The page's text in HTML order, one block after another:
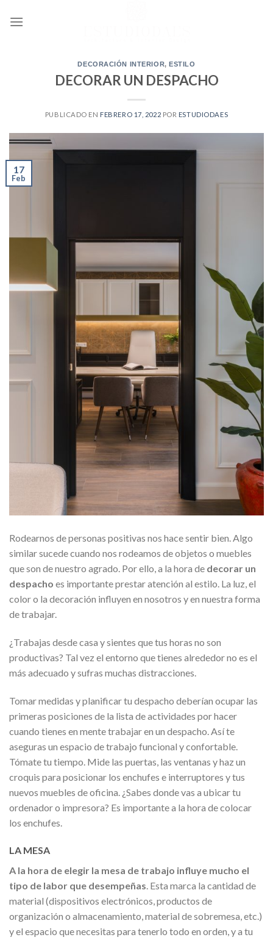
DECORACIÓN INTERIOR,ESTILO
DECORAR UN DESPACHO
PUBLICADO EN FEBRERO 17, 2022 POR ESTUDIODAES
17
Feb
Rodearnos de personas positivas nos hace sentir bien. Algo
similar sucede cuando nos rodeamos de objetos o muebles
que son de nuestro agrado. Por ello, a la hora de decorar un
despacho es importante prestar atención al estilo. La luz, el
color o la decoración influyen en nosotros y en nuestra forma
de trabajar.
¿Trabajas desde casa y sientes que tus horas no son
productivas? Tal vez el entorno que tienes alrededor no es el
más adecuado y sufras muchas distracciones.
Tomar medidas y planificar tu despacho deberían ocupar las
primeras posiciones de la lista de actividades por hacer
cuando tienes en mente trabajar en un despacho. Así te
aseguras un espacio de trabajo funcional y confortable.
Tómate tu tiempo. Mide las puertas, las ventanas y haz un
croquis para posicionar los enchufes e interruptores y tus
nuevos muebles de oficina. ¿Sabes donde vas a ubicar tu
ordenador o impresora? Es importante a la hora de colocar
los enchufes.
LA MESA
A la hora de elegir la mesa de trabajo influye mucho el
tipo de labor que desempeñas. Esta marca la cantidad de
material (dispositivos electrónicos, productos de
organización o almacenamiento, material de sobremesa, etc.)
y el espacio que necesitas para tenerlo todo en orden, y a tu